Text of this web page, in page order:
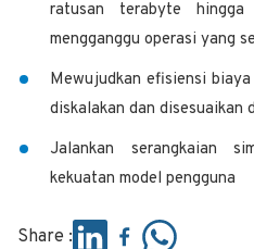
ratusan terabyte
mengganggu operasi yang
Mewujudkan efisiensi
diskalakan dan disesuaikan
Jalankan serangkaian
kekuatan model pengguna
Share :